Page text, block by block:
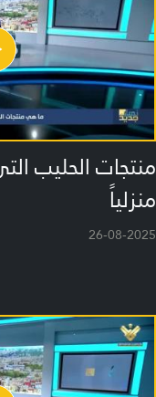
منتجات الحليب
منزلياً
26-08-2025